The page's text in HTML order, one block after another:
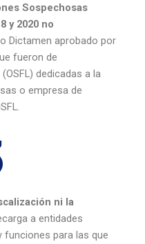
Sospechosas
y 2020 no
Dictamen aprobado por
fueron de
dedicadas a la
o empresa de
ni la
a entidades
para las que